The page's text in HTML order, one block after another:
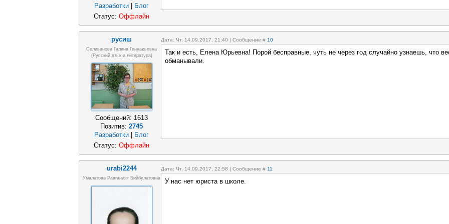
Разработки
Блог
Статус: Оффлайн
русиш Дата: Чт, 14.09.2017, 21:40 | Сообщение # 10
Селиванова Галина Геннадьевна
(русский язык и литература)
Сообщений: 1613
Позитив: 2745
Разработки
Блог
Так и есть, Елена Юрьевна! Порой бесправные, чуть не через год случайно узнаешь, что
обманывали.
Статус: Оффлайн
urabi2244 Дата: Чт, 14.09.2017, 22:58 | Сообщение # 11
Умалатова Равганият Бийбулатовна У нас нет юриста в школе.